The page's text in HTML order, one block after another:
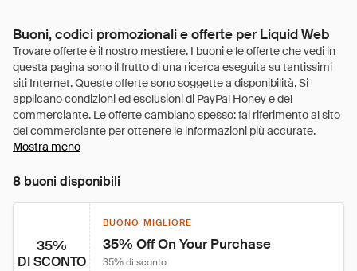
Buoni, codici promozionali e offerte per Liquid Web
Mostra meno
8 buoni disponibili
35%
DI SCONTO
BUONO MIGLIORE
35% Off On Your Purchase
35% di sconto